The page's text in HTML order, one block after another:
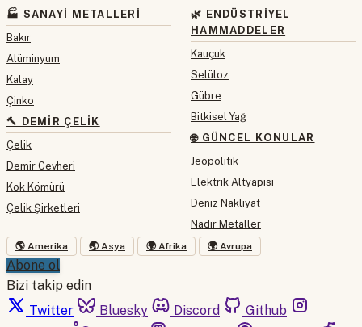
🏭 SANAYI METALLERI
Bakır
Alüminyum
Kalay
Çinko
🔨 DEMIR ÇELIK
Çelik
Demir Cevheri
Kok Kömürü
Çelik Şirketleri
🌿 ENDÜSTRIYEL
HAMMADDELER
Kauçuk
Selüloz
Gübre
Bitkisel Yağ
🌐 GÜNCEL KONULAR
Jeopolitik
Elektrik Altyapısı
Deniz Nakliyat
Nadir Metaller
🌎 Amerika 🌏 Asya 🌍 Afrika 🌍 Avrupa
Abone ol
Bizi takip edin
Twitter
Bluesky Discord
Github